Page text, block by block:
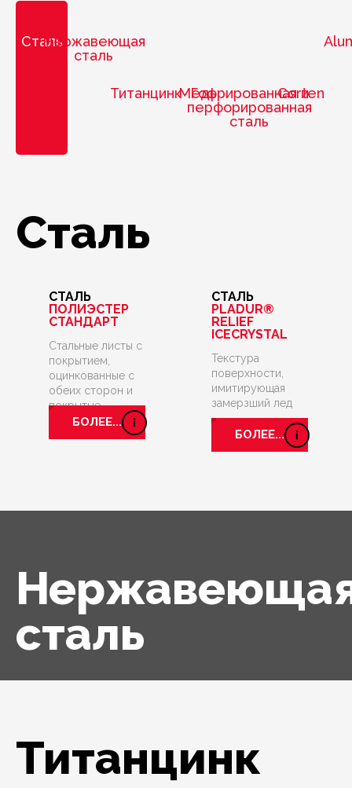
СтальНержавеющая
сталь
ТитанцинкМедь
Гофрированная и
перфорированная
сталь
Corten
Сталь
СТАЛЬ
ПОЛИЭСТЕР
СТАНДАРТ
Стальные листы с
покрытием,
оцинкованные с
обеих сторон и
покрытые
антикоррозийным
БОЛЕЕ...
СТАЛЬ
PLADUR®
RELIEF
ICECRYSTAL
Текстура
поверхности,
имитирующая
замерзший лед
БОЛЕЕ...
сталь
Титанцинк